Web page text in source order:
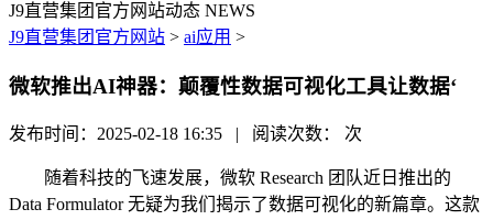
J9直营集团官方网站动态 NEWS
J9直营集团官方网站 > ai应用 >
微软推出AI神器：颠覆性数据可视化工具让数据‘
发布时间：2025-02-18 16:35 | 阅读次数： 次
随着科技的飞速发展，微软 Research 团队近日推出的
Data Formulator 无疑为我们揭示了数据可视化的新篇章。这款